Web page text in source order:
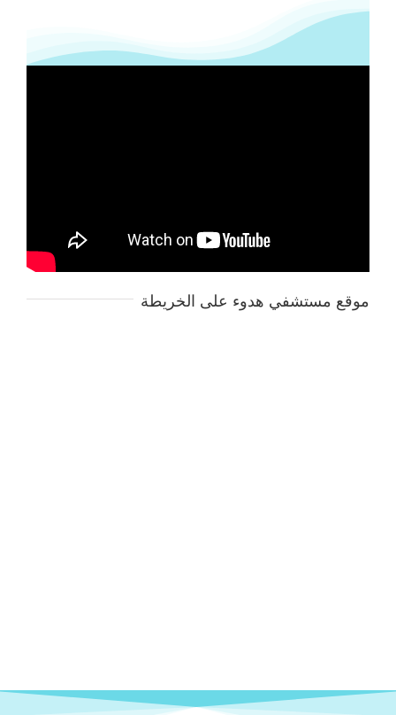
موقع مستشفي هدوء على الخريطة